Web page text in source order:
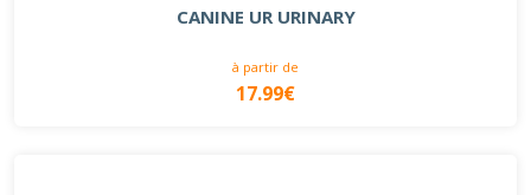
CANINE UR URINARY
à partir de
17.99€